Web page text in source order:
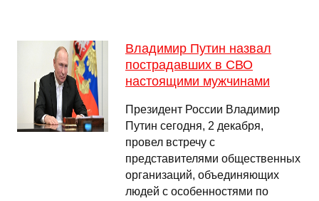
Владимир Путин назвал
пострадавших в СВО
настоящими мужчинами
Президент России Владимир
Путин сегодня, 2 декабря,
провел встречу с
представителями общественных
организаций, объединяющих
людей с особенностями по